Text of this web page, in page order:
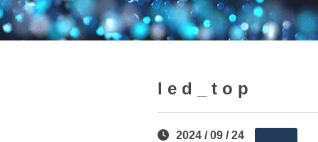
led_top
2024 / 09 / 24